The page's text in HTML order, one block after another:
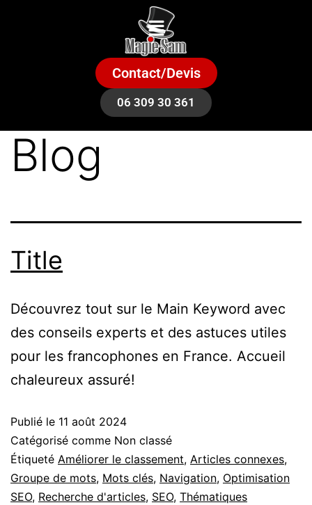
Contact/Devis
06 309 30 361
Blog
Title
Découvrez tout sur le Main Keyword avec
des conseils experts et des astuces utiles
pour les francophones en France. Accueil
chaleureux assuré!
Publié le 11 août 2024
Catégorisé comme Non classé
Étiqueté Améliorer le classement, Articles connexes,
Groupe de mots, Mots clés, Navigation, Optimisation
SEO, Recherche d'articles, SEO, Thématiques